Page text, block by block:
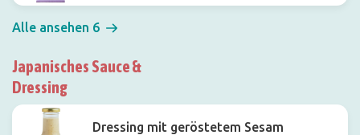
Alle ansehen 6
Japanisches Sauce &
Dressing
Dressing mit geröstetem Sesam